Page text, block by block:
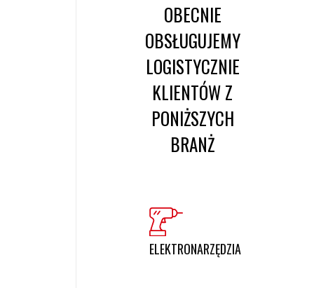
OBECNIE
OBSŁUGUJEMY
LOGISTYCZNIE
KLIENTÓW Z
PONIŻSZYCH
BRANŻ
ELEKTRONARZĘDZIA